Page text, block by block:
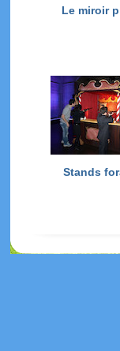
Le miroir
Stands